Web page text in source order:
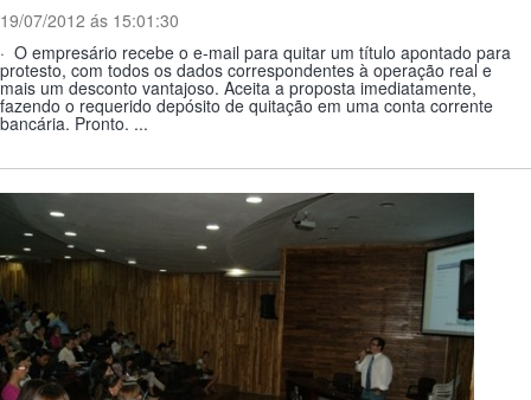
19/07/2012 ás 15:01:30
· O empresário recebe o e-mail para quitar um título apontado para
protesto, com todos os dados correspondentes à operação real e
mais um desconto vantajoso. Aceita a proposta imediatamente,
fazendo o requerido depósito de quitação em uma conta corrente
bancária. Pronto. ...